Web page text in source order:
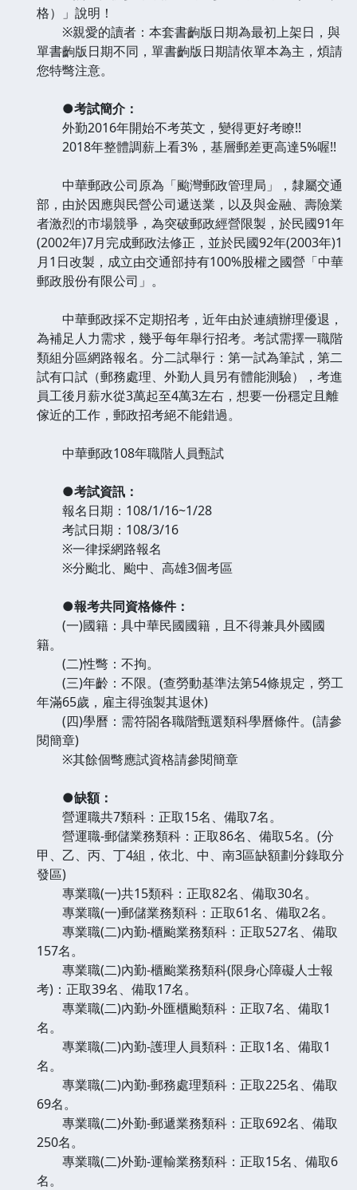
格）」說明！
※親愛的讀者：本套書齣版日期為最初上架日，與
單書齣版日期不同，單書齣版日期請依單本為主，煩請
您特彆注意。
●考試簡介：
外勤2016年開始不考英文，變得更好考瞭!!
2018年整體調薪上看3%，基層郵差更高達5%喔!!
中華郵政公司原為「颱灣郵政管理局」，隸屬交通
部，由於因應與民營公司遞送業，以及與金融、壽險業
者激烈的市場競爭，為突破郵政經營限製，於民國91年
(2002年)7月完成郵政法修正，並於民國92年(2003年)1
月1日改製，成立由交通部持有100%股權之國營「中華
郵政股份有限公司」。
中華郵政採不定期招考，近年由於連續辦理優退，
為補足人力需求，幾乎每年舉行招考。考試需擇一職階
類組分區網路報名。分二試舉行：第一試為筆試，第二
試有口試（郵務處理、外勤人員另有體能測驗），考進
員工後月薪水從3萬起至4萬3左右，想要一份穩定且離
傢近的工作，郵政招考絕不能錯過。
中華郵政108年職階人員甄試
●考試資訊：
報名日期：108/1/16~1/28
考試日期：108/3/16
※一律採網路報名
※分颱北、颱中、高雄3個考區
●報考共同資格條件：
(一)國籍：具中華民國國籍，且不得兼具外國國
籍。
(二)性彆：不拘。
(三)年齡：不限。(查勞動基準法第54條規定，勞工
年滿65歲，雇主得強製其退休)
(四)學曆：需符閤各職階甄選類科學曆條件。(請參
閱簡章)
※其餘個彆應試資格請參閱簡章
●缺額：
營運職共7類科：正取15名、備取7名。
營運職-郵儲業務類科：正取86名、備取5名。(分
甲、乙、丙、丁4組，依北、中、南3區缺額劃分錄取分
發區)
專業職(一)共15類科：正取82名、備取30名。
專業職(一)郵儲業務類科：正取61名、備取2名。
專業職(二)內勤-櫃颱業務類科：正取527名、備取
157名。
專業職(二)內勤-櫃颱業務類科(限身心障礙人士報
考)：正取39名、備取17名。
專業職(二)內勤-外匯櫃颱類科：正取7名、備取1
名。
專業職(二)內勤-護理人員類科：正取1名、備取1
名。
專業職(二)內勤-郵務處理類科：正取225名、備取
69名。
專業職(二)外勤-郵遞業務類科：正取692名、備取
250名。
專業職(二)外勤-運輸業務類科：正取15名、備取6
名。